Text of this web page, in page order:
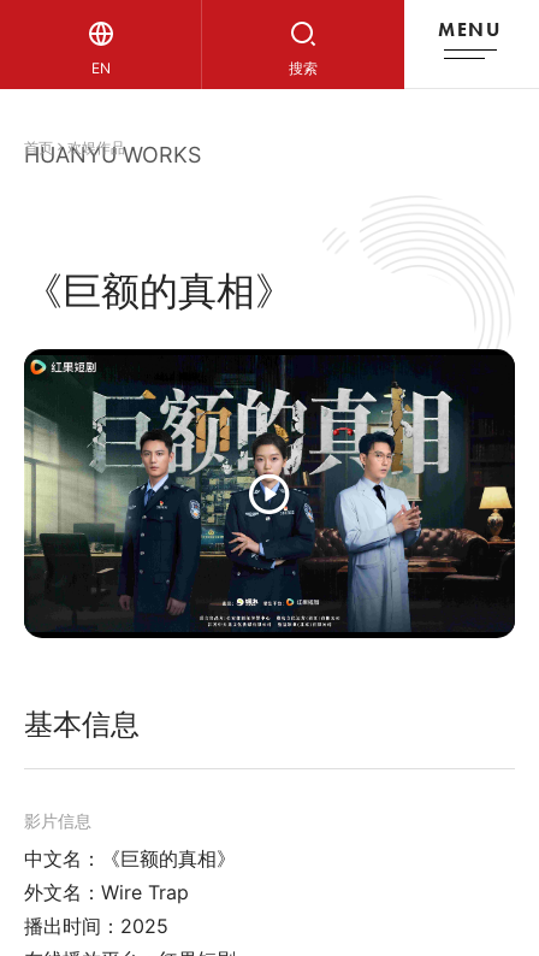
搜索
EN
MENU
HUANYU WORKS
欢娱作品
首页 欢娱作品
《巨额的真相》
基本信息
影片信息
中文名：《巨额的真相》
外文名：Wire Trap
播出时间：2025